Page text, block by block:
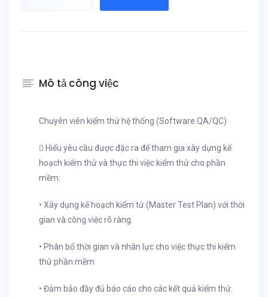
Mô tả công việc
Chuyên viên kiểm thử hệ thống (Software QA/QC)
 Hiểu yêu cầu được đặc ra để tham gia xây dựng kế
hoạch kiểm thử và thực thi việc kiểm thử cho phần
mềm:
• Xây dụng kế hoạch kiểm tử (Master Test Plan) với thời
gian và công việc rõ ràng.
• Phân bổ thời gian và nhân lực cho việc thực thi kiểm
thử phần mềm
• Đảm bảo đầy đủ báo cáo cho các kết quả kiểm thử.